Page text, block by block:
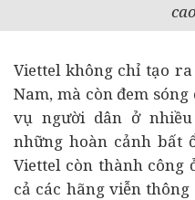
Viettel không chỉ tạo
Nam, mà còn đem
vụ người dân ở
những hoàn cảnh bất
Viettel còn thành công
cả các hãng viễn